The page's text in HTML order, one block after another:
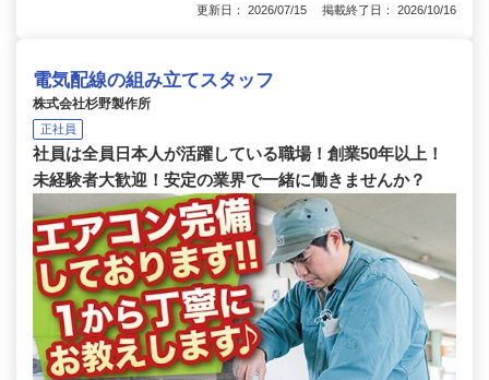
更新日： 2026/07/15 掲載終了日： 2026/10/16
電気配線の組み立てスタッフ
株式会社杉野製作所
正社員
社員は全員日本人が活躍している職場！創業50年以上！
未経験者大歓迎！安定の業界で一緒に働きませんか？